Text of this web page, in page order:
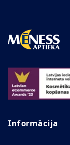
Informācija